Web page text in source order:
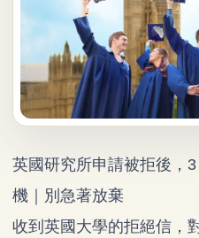
英國研究所申請被拒後，
機｜別急著放棄
收到英國大學的拒絕信，